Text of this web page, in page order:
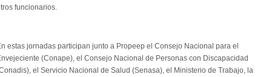
funcionarios.
estas jornadas participan junto a Propeep el Consejo Nacional para el
(Conape), el Consejo Nacional de Personas con Discapacidad
el Servicio Nacional de Salud (Senasa), el Ministerio de Trabajo, la